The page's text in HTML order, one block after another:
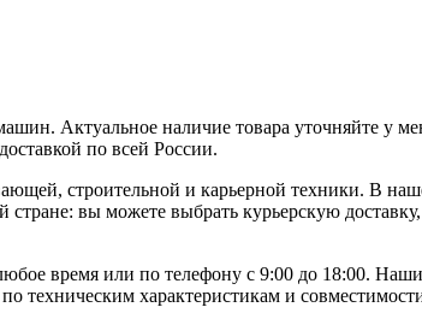
Актуальное наличие товара уточняйте у
по всей России.
строительной и карьерной техники. В
вы можете выбрать курьерскую
время или по телефону с 9:00 до 18:00.
техническим характеристикам и